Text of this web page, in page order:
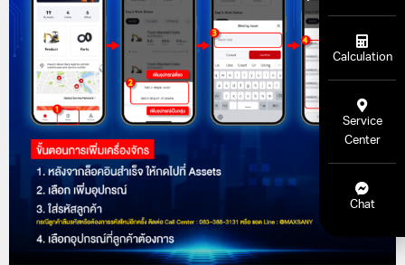
Calculation
Service
Center
Chat